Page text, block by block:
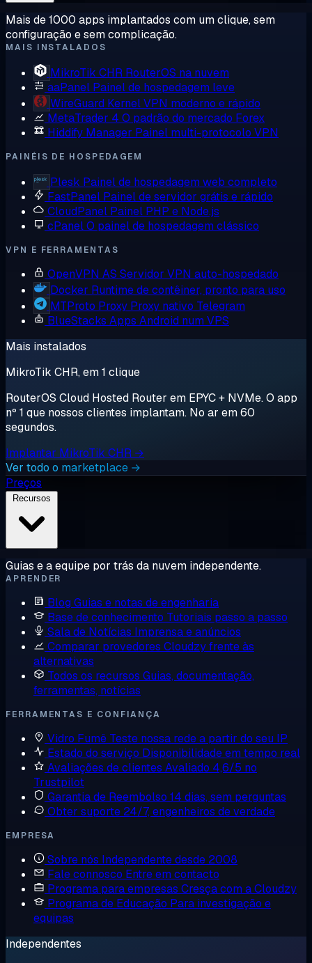
Mais de 1000 apps implantados com um clique, sem
configuração e sem complicação.
MAIS INSTALADOS
MikroTik CHR RouterOS na nuvem
aaPanel Painel de hospedagem leve
WireGuard Kernel VPN moderno e rápido
MetaTrader 4 O padrão do mercado Forex
Hiddify Manager Painel multi-protocolo VPN
PAINÉIS DE HOSPEDAGEM
Plesk Painel de hospedagem web completo
FastPanel Painel de servidor grátis e rápido
CloudPanel Painel PHP e Node.js
cPanelO painel de hospedagem clássico
VPN E FERRAMENTAS
OpenVPN AS Servidor VPN auto-hospedado
Docker Runtime de contêiner, pronto para uso
MTProto Proxy Proxy nativo Telegram
BlueStacks Apps Android num VPS
Mais instalados
MikroTik CHR, em 1 clique
RouterOS Cloud Hosted Router em EPYC + NVMe. O app
nº 1 que nossos clientes implantam. No ar em 60
segundos.
Implantar MikroTik CHR →
Ver todo o marketplace →
Preços
Guias e a equipe por trás da nuvem independente.
APRENDER
Blog Guias e notas de engenharia
Base de conhecimento Tutoriais passo a passo
Sala de Notícias Imprensa e anúncios
Comparar provedores Cloudzy frente às
alternativas
Todos os recursos Guias, documentação,
ferramentas, notícias
FERRAMENTAS E CONFIANÇA
Vidro Fumê Teste nossa rede a partir do seu IP
Estado do serviço Disponibilidade em tempo real
Avaliações de clientes Avaliado 4,6/5 no
Trustpilot
Garantia de Reembolso 14 dias, sem perguntas
Obter suporte 24/7, engenheiros de verdade
EMPRESA
Sobre nós Independente desde 2008
Fale connosco Entre em contacto
Programa para empresas Cresça com a Cloudzy
Programa de Educação Para investigação e
equipas
Independentes